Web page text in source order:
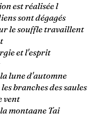
est réalisée l
sont dégagés
le souffle travaillent
et l'esprit
lune d'automne
branches des saules
vent
montagne Tai